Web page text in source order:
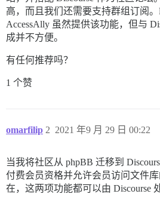
高，而且我们还需要支持群组订阅。
AccessAlly 虽然提供该功能，但与
成并不方便。
有任何推荐吗？
1 个赞
omarfilip 2021 年9 月 29 日 00:22
2
当我将社区从 phpBB 迁移到
付费会员资格并允许会员访问文件
在，这两项功能都可以由 Discourse